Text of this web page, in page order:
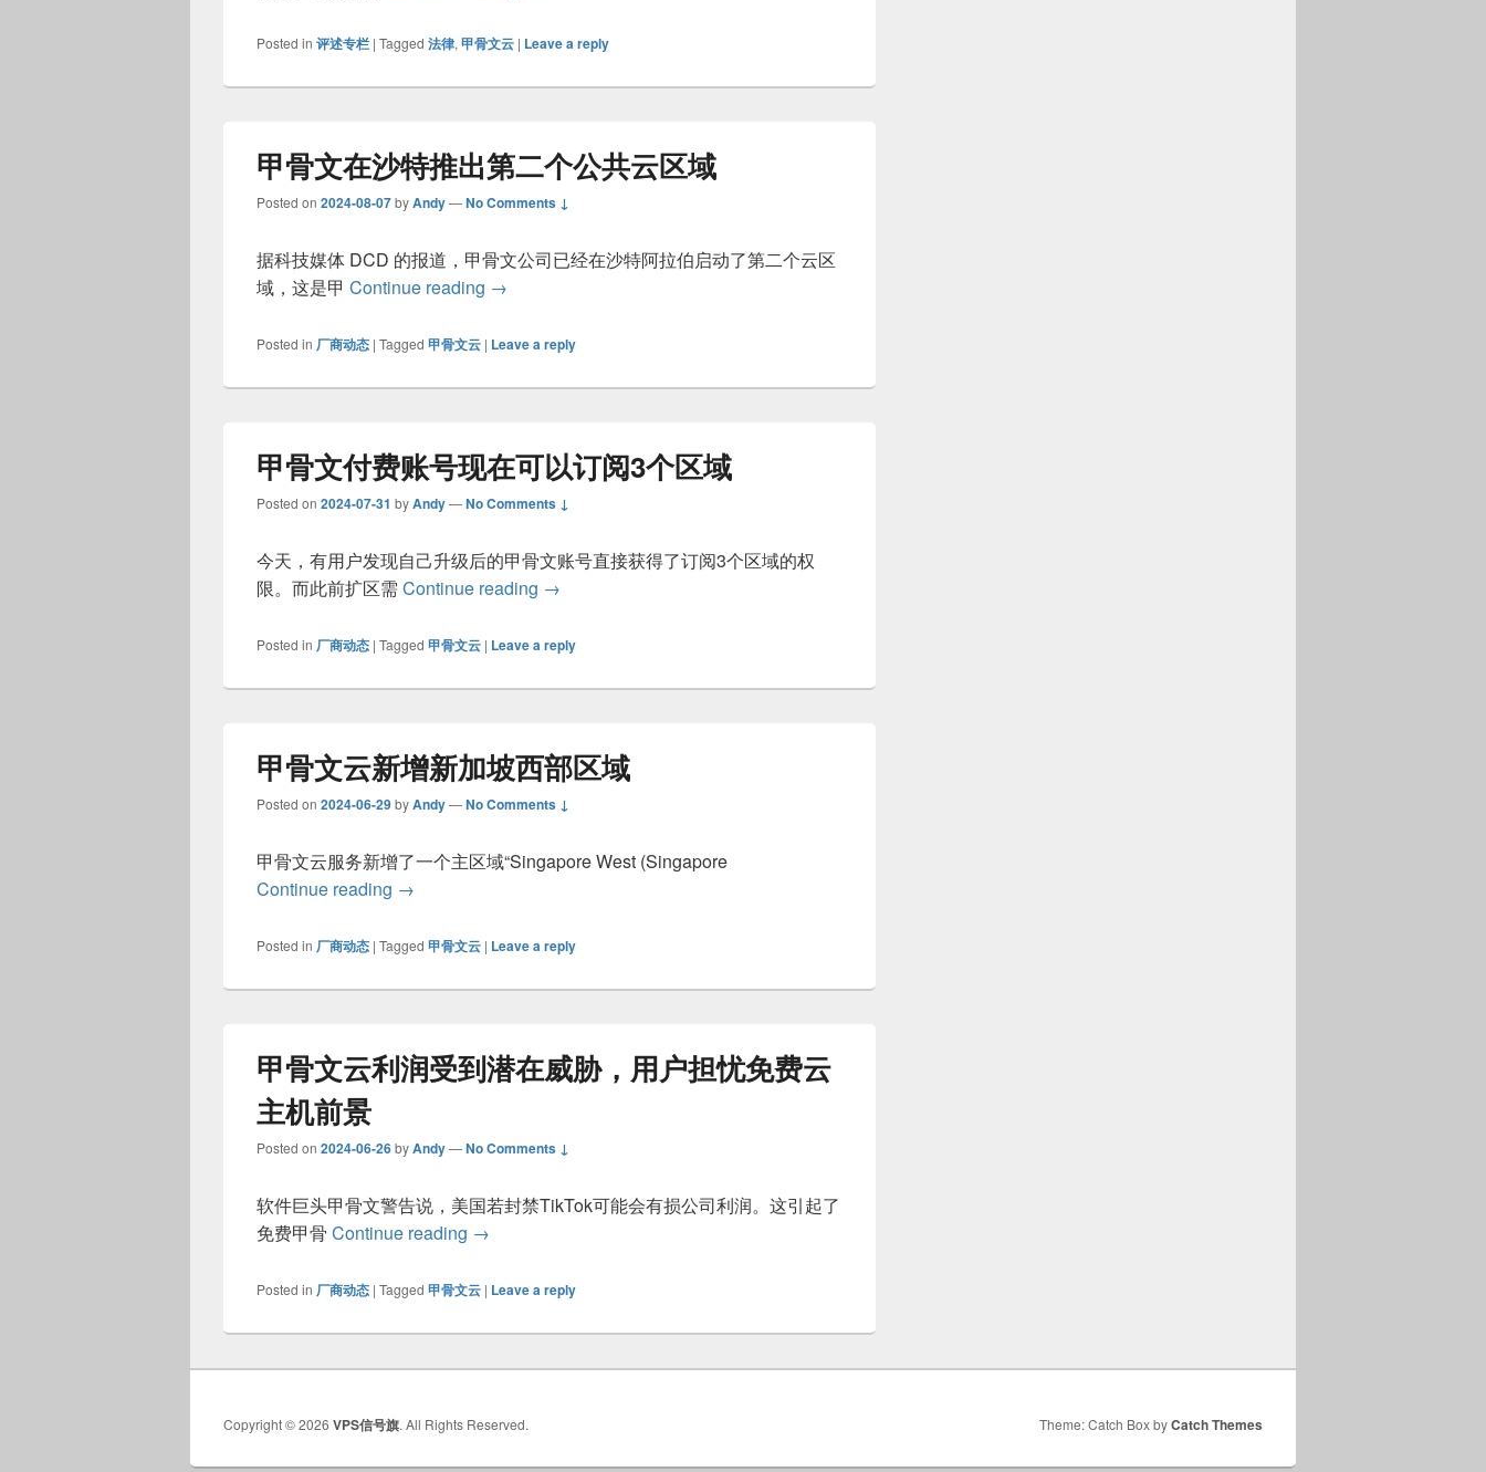
Posted in 评述专栏 | Tagged 法律, 甲骨文云 | Leave a reply
甲骨文在沙特推出第二个公共云区域
Posted on 2024-08-07byAndy—No Comments ↓
据科技媒体 DCD 的报道，甲骨文公司已经在沙特阿拉伯启动了第二个云区
域，这是甲 Continue reading 甲骨文在沙特推出第二个公共云区域
→
Posted in 厂商动态 | Tagged 甲骨文云 | Leave a reply
甲骨文付费账号现在可以订阅3个区域
Posted on 2024-07-31 byAndy—No Comments ↓
今天，有用户发现自己升级后的甲骨文账号直接获得了订阅3个区域的权
限。而此前扩区需 Continue reading 甲骨文付费账号现在可以订阅3个区域
→
Posted in 厂商动态 | Tagged 甲骨文云 | Leave a reply
甲骨文云新增新加坡西部区域
Posted on 2024-06-29byAndy—No Comments ↓
甲骨文云服务新增了一个主区域“Singapore West (Singapore
Continue reading 甲骨文云新增新加坡西部区域
→
Posted in 厂商动态 | Tagged 甲骨文云 | Leave a reply
甲骨文云利润受到潜在威胁，用户担忧免费云
主机前景
Posted on 2024-06-26byAndy—No Comments ↓
软件巨头甲骨文警告说，美国若封禁TikTok可能会有损公司利润。这引起了
免费甲骨 Continue reading 甲骨文云利润受到潜在威胁，用户担忧免费云主机前景
→
Posted in 厂商动态 | Tagged 甲骨文云 | Leave a reply
Copyright © 2026 VPS信号旗. All Rights Reserved. Theme: Catch Box byCatch Themes